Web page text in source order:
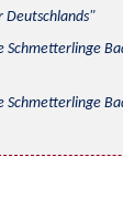
Deutschlands
Schmetterlinge
Schmetterlinge